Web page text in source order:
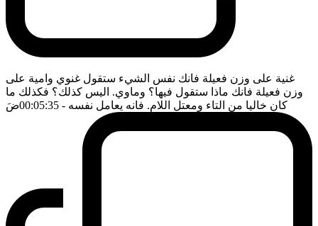
غنية على وزن فعيلة فانك نفس الشيء ستقول غنوي وامية على
وزن فعيلة فانك ماذا ستقول فيها؟ وماوي. اليس كذلك؟ فكذلك ما
كان خاليا من التاء ومعتل اللام. فانه يعامل نفسه - 00:05:35 ضَ